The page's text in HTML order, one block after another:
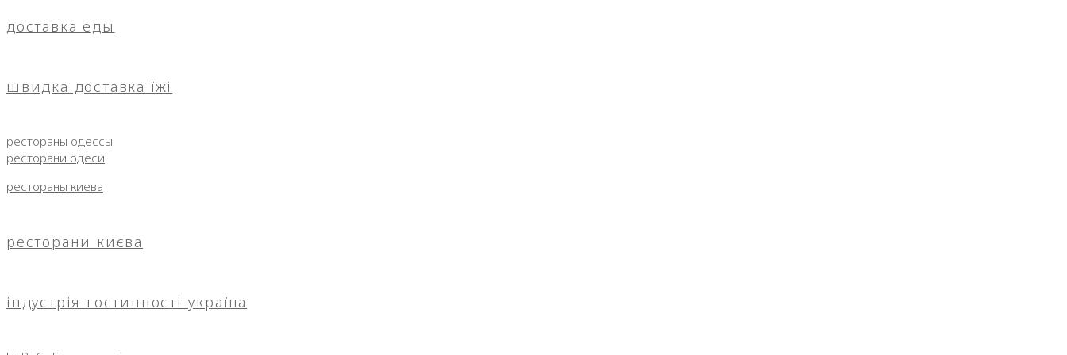
доставка еды
швидка доставка їжі
рестораны одессы
ресторани одеси
рестораны киева
ресторани києва
індустрія гостинності україна